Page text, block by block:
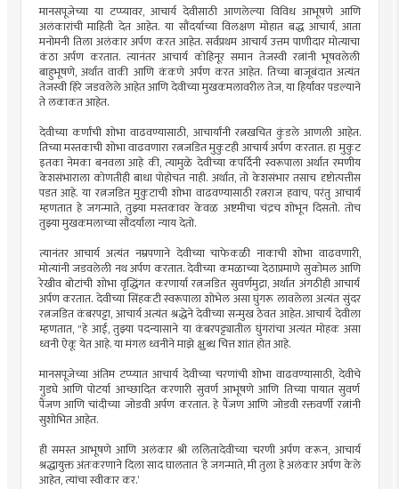
मानसपूजेच्या या टप्प्यावर, आचार्य देवीसाठी आणलेल्या विविध आभूषणे आणि
अलंकारांची माहिती देत आहेत. या सौंदर्याच्या विलक्षण मोहात बद्ध आचार्य, आता
मनोमनी तिला अलंकार अर्पण करत आहेत. सर्वप्रथम आचार्य उत्तम पाणीदार मोत्याचा
कंठा अर्पण करतात. त्यानंतर आचार्य कोहिनूर समान तेजस्वी रत्नांनी भूषवलेली
बाहुभूषणे, अर्थात वाकी आणि कंकणे अर्पण करत आहेत. तिच्या बाजूबंदात अत्यंत
तेजस्वी हिरे जडवलेले आहेत आणि देवीच्या मुखकमलावरील तेज, या हिर्यांवर पडल्याने
ते लकाकत आहेत.
देवीच्या कर्णांची शोभा वाढवण्यासाठी, आचार्यांनी रत्नखचित कुंडले आणली आहेत.
तिच्या मस्तकाची शोभा वाढवणारा रत्नजडित मुकुटही आचार्य अर्पण करतात. हा मुकुट
इतका नेमका बनवला आहे की, त्यामुळे देवीच्या कपर्दिनी स्वरूपाला अर्थात रमणीय
केशसंभाराला कोणतीही बाधा पोहोचत नाही. अर्थात, तो केशसंभार तसाच दृष्टोत्पत्तीस
पडत आहे. या रत्नजडित मुकुटाची शोभा वाढवण्यासाठी रत्नराज हवाच, परंतु आचार्य
म्हणतात हे जगन्माते, तुझ्या मस्तकावर केवळ अष्टमीचा चंद्रच शोभून दिसतो. तोच
तुझ्या मुखकमलाच्या सौंदर्याला न्याय देतो.
त्यानंतर आचार्य अत्यंत नम्रपणाने देवीच्या चाफेकळी नाकाची शोभा वाढवणारी,
मोत्यांनी जडवलेली नथ अर्पण करतात. देवीच्या कमळाच्या देठाप्रमाणे सुकोमल आणि
रेखीव बोटांची शोभा वृद्धिंगत करणार्या रत्नजडित सुवर्णमुद्रा, अर्थात अंगठीही आचार्य
अर्पण करतात. देवीच्या सिंहकटी स्वरूपाला शोभेल असा घुंगरू लावलेला अत्यंत सुंदर
रत्नजडित कंबरपट्टा, आचार्य अत्यंत श्रद्धेने देवीच्या सन्मुख ठेवत आहेत. आचार्य देवीला
म्हणतात, "हे आई, तुझ्या पदन्यासाने या कंबरपट्ट्यातील घुंगरांचा अत्यंत मोहक असा
ध्वनी ऐकू येत आहे. या मंगल ध्वनीने माझे क्षुब्ध चित्त शांत होत आहे.
मानसपूजेच्या अंतिम टप्प्यात आचार्य देवीच्या चरणांची शोभा वाढवण्यासाठी, देवीचे
गुडघे आणि पोटर्या आच्छादित करणारी सुवर्ण आभूषणे आणि तिच्या पायात सुवर्ण
पैंजण आणि चांदीच्या जोडवी अर्पण करतात. हे पैंजण आणि जोडवी रक्तवर्णी रत्नांनी
सुशोभित आहेत.
ही समस्त आभूषणे आणि अलंकार श्री ललितादेवीच्या चरणी अर्पण करून, आचार्य
श्रद्धायुक्त अंतःकरणाने दिला साद घालतात ’हे जगन्माते, मी तुला हे अलंकार अर्पण केले
आहेत, त्यांचा स्वीकार कर.’